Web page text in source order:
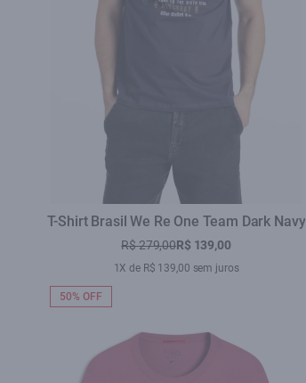
T-Shirt Brasil We Re One Team Dark Navy
R$ 279,00R$ 139,00
1X de R$ 139,00 sem juros
50% OFF